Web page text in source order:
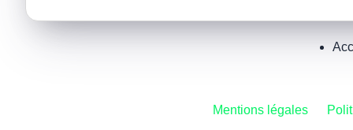
Mentions légales